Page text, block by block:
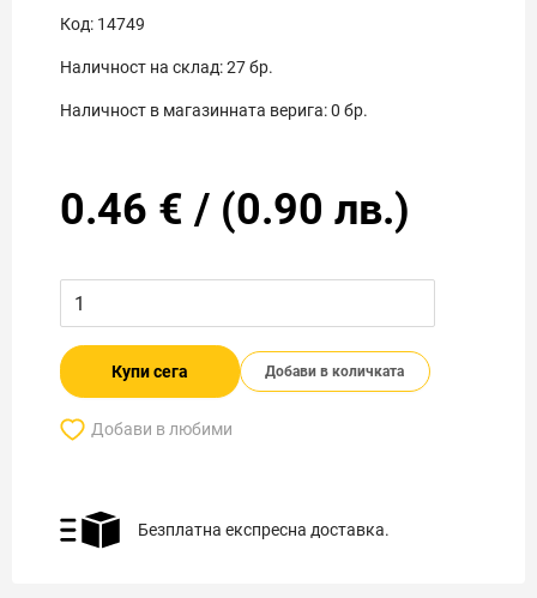
Код: 14749
Наличност на склад:27бр.
Наличност в магазинната верига:0 бр.
0.46 € / (0.90 лв.)
Купи сега Добави в количката
Добави в любими
Безплатна експресна доставка.